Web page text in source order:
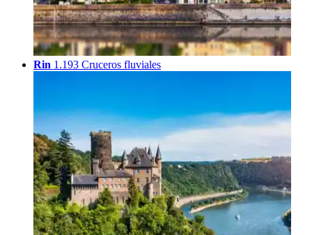
Rin 1.193 Cruceros fluviales